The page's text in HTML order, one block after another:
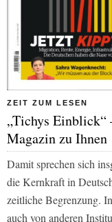
ZEIT ZUM LESEN
„Tichys Einblick“
Magazin zu Ihnen
Damit sprechen sich
die Kernkraft in
zeitliche Begrenzung.
auch von anderen